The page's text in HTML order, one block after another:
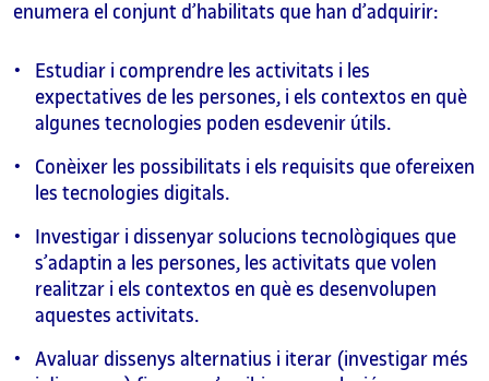
enumera el conjunt d’habilitats que han d’adquirir:
Estudiar i comprendre les activitats i les
expectatives de les persones, i els contextos en què
algunes tecnologies poden esdevenir útils.
Conèixer les possibilitats i els requisits que ofereixen
les tecnologies digitals.
Investigar i dissenyar solucions tecnològiques que
s’adaptin a les persones, les activitats que volen
realitzar i els contextos en què es desenvolupen
aquestes activitats.
Avaluar dissenys alternatius i iterar (investigar més